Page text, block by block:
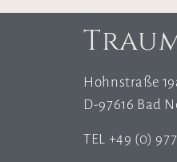
Hohnstraße
D-97616 Bad
TEL +49 (0)